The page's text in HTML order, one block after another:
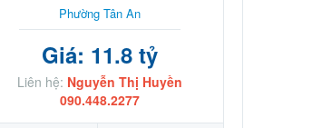
Phường Tân An
Giá: 11.8 tỷ
Liên hệ: Nguyễn Thị Huyền
090.448.2277